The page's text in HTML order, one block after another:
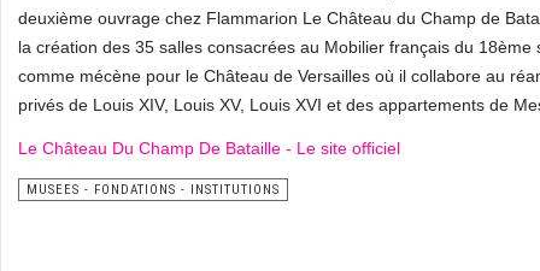
deuxième ouvrage chez Flammarion Le Château du Champ de
la création des 35 salles consacrées au Mobilier français du
comme mécène pour le Château de Versailles où il collabore au
privés de Louis XIV, Louis XV, Louis XVI et des appartements de
Le Château Du Champ De Bataille - Le site officiel
MUSEES - FONDATIONS - INSTITUTIONS